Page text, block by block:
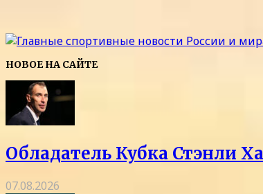
НОВОЕ НА САЙТЕ
Обладатель Кубка Стэнли
07.08.2026